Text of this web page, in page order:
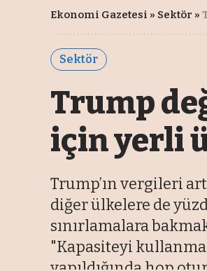
Ekonomi Gazetesi » Sektör »
Sektör
Trump
için yerli
Trump’ın vergileri
diğer ülkelere de
sınırlamalara
"Kapasiteyi